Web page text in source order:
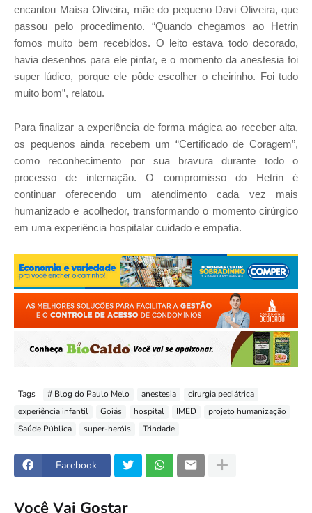
encantou Maísa Oliveira, mãe do pequeno Davi Oliveira, que
passou pelo procedimento. “Quando chegamos ao Hetrin
fomos muito bem recebidos. O leito estava todo decorado,
havia desenhos para ele pintar, e o momento da anestesia foi
super lúdico, porque ele pôde escolher o cheirinho. Foi tudo
muito bom”, relatou.
Para finalizar a experiência de forma mágica ao receber alta,
os pequenos ainda recebem um “Certificado de Coragem”,
como reconhecimento por sua bravura durante todo o
processo de internação. O compromisso do Hetrin é
continuaroferecendo um atendimento cada vez mais
humanizado e acolhedor, transformando o momento cirúrgico
em uma experiência hospitalar cuidado e empatia.
Tags # Blog do Paulo Melo anestesia
cirurgia pediátrica
experiência infantil
Goiás hospital IMED
projeto humanização
Saúde Pública
super-heróis Trindade
Facebook
Você Vai Gostar